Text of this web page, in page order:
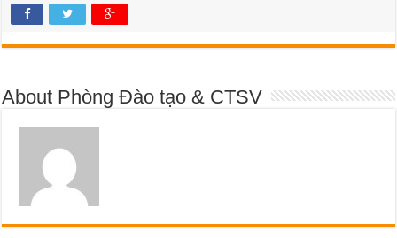
About Phòng Đào tạo & CTSV